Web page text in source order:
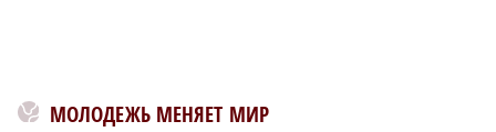
МОЛОДЕЖЬ МЕНЯЕТ МИР